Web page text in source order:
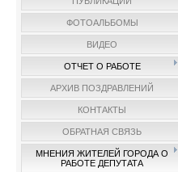
ФОТОАЛЬБОМЫ
ВИДЕО
ОТЧЕТ О РАБОТЕ
АРХИВ ПОЗДРАВЛЕНИЙ
КОНТАКТЫ
ОБРАТНАЯ СВЯЗЬ
МНЕНИЯ ЖИТЕЛЕЙ ГОРОДА О
РАБОТЕ ДЕПУТАТА